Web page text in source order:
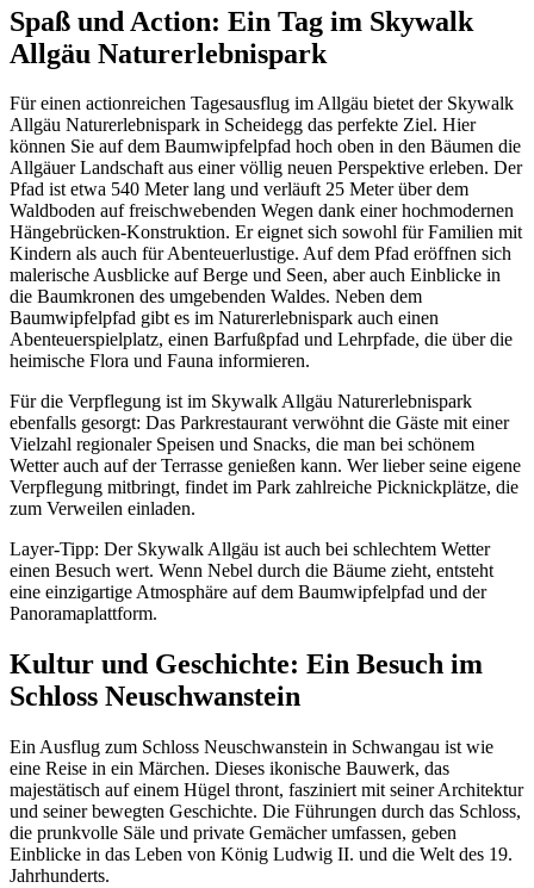
Spaß und Action: Ein Tag im Skywalk
Allgäu Naturerlebnispark
Für einen actionreichen Tagesausflug im Allgäu bietet der Skywalk
Allgäu Naturerlebnispark in Scheidegg das perfekte Ziel. Hier
können Sie auf dem Baumwipfelpfad hoch oben in den Bäumen die
Allgäuer Landschaft aus einer völlig neuen Perspektive erleben. Der
Pfad ist etwa 540 Meter lang und verläuft 25 Meter über dem
Waldboden auf freischwebenden Wegen dank einer hochmodernen
Hängebrücken-Konstruktion. Er eignet sich sowohl für Familien mit
Kindern als auch für Abenteuerlustige. Auf dem Pfad eröffnen sich
malerische Ausblicke auf Berge und Seen, aber auch Einblicke in
die Baumkronen des umgebenden Waldes. Neben dem
Baumwipfelpfad gibt es im Naturerlebnispark auch einen
Abenteuerspielplatz, einen Barfußpfad und Lehrpfade, die über die
heimische Flora und Fauna informieren.
Für die Verpflegung ist im Skywalk Allgäu Naturerlebnispark
ebenfalls gesorgt: Das Parkrestaurant verwöhnt die Gäste mit einer
Vielzahl regionaler Speisen und Snacks, die man bei schönem
Wetter auch auf der Terrasse genießen kann. Wer lieber seine eigene
Verpflegung mitbringt, findet im Park zahlreiche Picknickplätze, die
zum Verweilen einladen.
Layer-Tipp: Der Skywalk Allgäu ist auch bei schlechtem Wetter
einen Besuch wert. Wenn Nebel durch die Bäume zieht, entsteht
eine einzigartige Atmosphäre auf dem Baumwipfelpfad und der
Panoramaplattform.
Kultur und Geschichte: Ein Besuch im
Schloss Neuschwanstein
Ein Ausflug zum Schloss Neuschwanstein in Schwangau ist wie
eine Reise in ein Märchen. Dieses ikonische Bauwerk, das
majestätisch auf einem Hügel thront, fasziniert mit seiner Architektur
und seiner bewegten Geschichte. Die Führungen durch das Schloss,
die prunkvolle Säle und private Gemächer umfassen, geben
Einblicke in das Leben von König Ludwig II. und die Welt des 19.
Jahrhunderts.